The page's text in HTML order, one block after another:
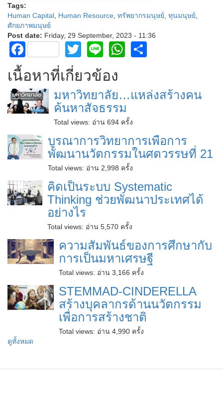
Tags:
Human Capital Human Resource ทรัพยากรมนุษย์ ทุนมนุษย์
ศักยภาพมนุษย์
Post date: Friday, 29 September, 2023 - 11:36
FacebookTwitter
LineWhatsApp
เนื้อหาที่เกี่ยวข้อง
มหาวิทยาลัย…แหล่งสร้างคน
ค้นหาสัจธรรม
Total views: อ่าน 694 ครั้ง
บูรณาการวิทยาการเพื่อการ
พัฒนานวัตกรรมในศตวรรษที่ 21
Total views: อ่าน 2,998 ครั้ง
คิดเป็นระบบ Systematic
Thinking ช่วยพัฒนาประเทศได้
อย่างไร
Total views: อ่าน 5,570 ครั้ง
ความสัมพันธ์ของการศึกษากับ
การเป็นมหาเศรษฐี
Total views: อ่าน 3,166 ครั้ง
STEMMAD-CINDERELLA
สร้างบุคลากรด้านนวัตกรรม
เพื่อการสร้างชาติ
Total views: อ่าน 4,990 ครั้ง
ดูทั้งหมด